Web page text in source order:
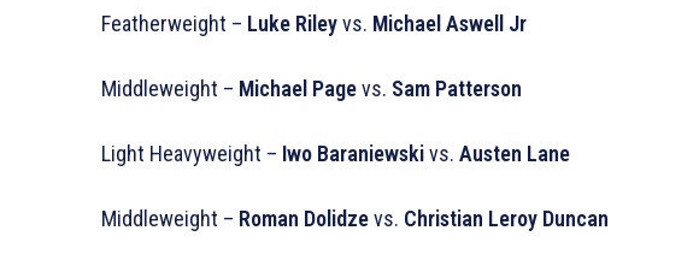
Featherweight – Luke Rileyvs. Michael Aswell Jr
Middleweight – Michael Pagevs. Sam Patterson
Light Heavyweight – Iwo Baraniewskivs. Austen Lane
Middleweight – Roman Dolidzevs. Christian Leroy Duncan